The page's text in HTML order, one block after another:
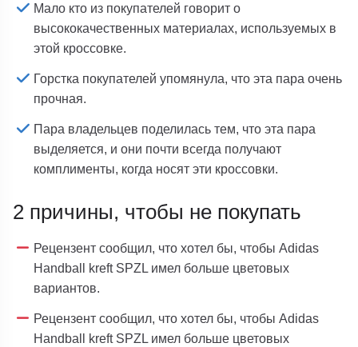
Мало кто из покупателей говорит о
высококачественных материалах, используемых в
этой кроссовке.
Горстка покупателей упомянула, что эта пара очень
прочная.
Пара владельцев поделилась тем, что эта пара
выделяется, и они почти всегда получают
комплименты, когда носят эти кроссовки.
2 причины, чтобы не покупать
Рецензент сообщил, что хотел бы, чтобы Adidas
Handball kreft SPZL имел больше цветовых
вариантов.
Рецензент сообщил, что хотел бы, чтобы Adidas
Handball kreft SPZL имел больше цветовых